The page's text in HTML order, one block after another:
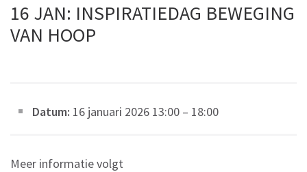
16 JAN: INSPIRATIEDAG BEWEGING
VAN HOOP
Datum: 16 januari 2026 13:00 – 18:00
Meer informatie volgt